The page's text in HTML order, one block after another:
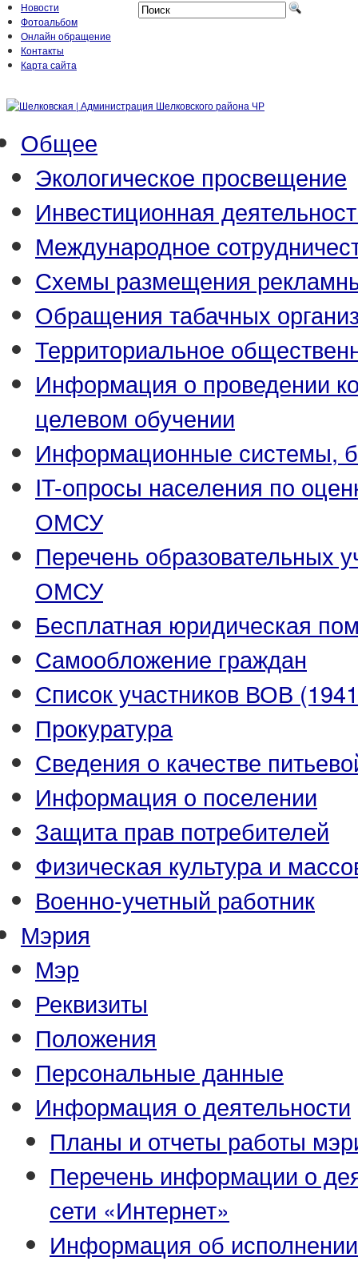
Новости
Фотоальбом
Онлайн обращение
Контакты
Карта сайта
Общее
Экологическое просвещение
Инвестиционная
Международное
Схемы размещения
Обращения табачных
Территориальное
Информация о проведении
целевом обучении
Информационные системы,
IT-опросы населения по
ОМСУ
Перечень образовательных
ОМСУ
Бесплатная юридическая
Самообложение граждан
Список участников ВОВ
Прокуратура
Сведения о качестве
Информация о поселении
Защита прав потребителей
Физическая культура и
Военно-учетный работник
Мэрия
Мэр
Реквизиты
Положения
Персональные данные
Информация о деятельности
Планы и отчеты работы
Перечень информации о
сети «Интернет»
Информация об